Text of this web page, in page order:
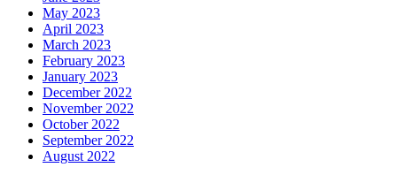
May 2023
April 2023
March 2023
February 2023
January 2023
December 2022
November 2022
October 2022
September 2022
August 2022